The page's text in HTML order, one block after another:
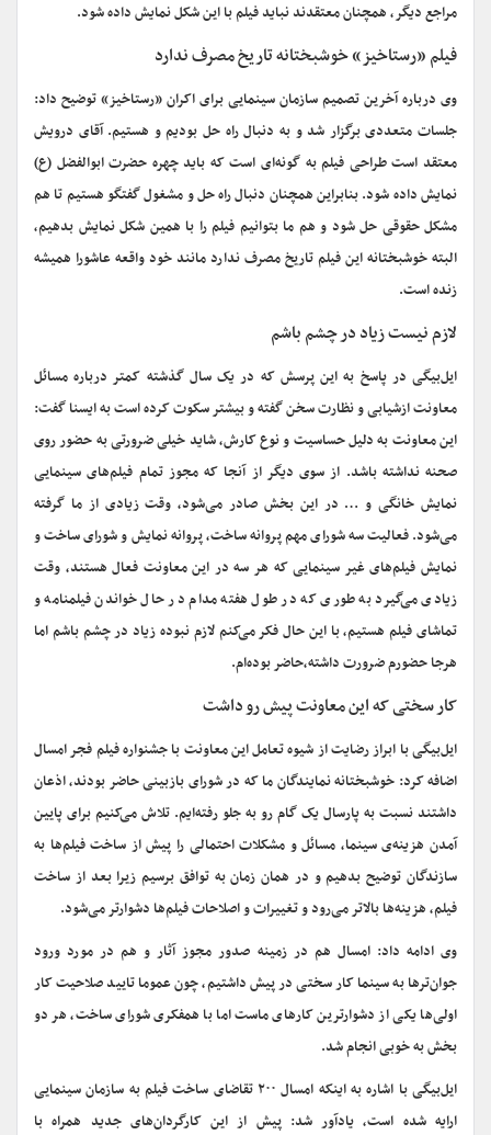
مراجع دیگر، همچنان معتقدند نباید فیلم با این شکل نمایش داده شود.
فیلم «رستاخیز» خوشبختانه تاریخ مصرف ندارد
وی درباره آخرین تصمیم سازمان سینمایی برای اکران «رستاخیز» توضیح داد:
جلسات متعددی برگزار شد و به دنبال راه حل بودیم و هستیم. آقای درویش
معتقد است طراحی فیلم به گونه‌ای است که باید چهره حضرت ابوالفضل (ع)
نمایش داده شود. بنابراین همچنان دنبال راه حل و مشغول گفتگو هستیم تا هم
مشکل حقوقی حل شود و هم ما بتوانیم فیلم را با همین شکل نمایش بدهیم،
البته خوشبختانه این فیلم تاریخ مصرف ندارد مانند خود واقعه عاشورا همیشه
زنده است.
لازم نیست زیاد در چشم باشم
ایل‌بیگی در پاسخ به این پرسش که در یک سال گذشته کمتر درباره مسائل
معاونت ازشیابی و نظارت سخن گفته و بیشتر سکوت کرده است به ایسنا گفت:
این معاونت به دلیل حساسیت و نوع کارش، شاید خیلی ضرورتی به حضور روی
صحنه نداشته باشد. از سوی دیگر از آنجا که مجوز تمام فیلم‌های سینمایی
نمایش خانگی و … در این بخش صادر می‌شود‌، وقت زیادی از ما گرفته
می‌شود. فعالیت سه شورای مهم پروانه ساخت‌، پروانه نمایش و شورای ساخت و
نمایش فیلم‌های غیر سینمایی که هر سه در این معاونت فعال هستند، وقت
زیادی می‌گیرد به طوری که در طول هفته مدام در حال خواندن فیلمنامه و
تماشای فیلم هستیم، با این حال فکر می‌کنم لازم نبوده زیاد در چشم باشم اما
هرجا حضورم ضرورت داشته،حاضر بوده‌ام.
کار سختی که این معاونت پیش رو داشت
ایل‌بیگی با ابراز رضایت از شیوه تعامل این معاونت با جشنواره فیلم فجر امسال
اضافه کرد: خوشبختانه نمایندگان ما که در شورای بازبینی حاضر بودند، اذعان
داشتند نسبت به پارسال یک گام رو به جلو رفته‌ایم. تلاش می‌کنیم برای پایین
آمدن هزینه‌ی سینما، مسائل و مشکلات احتمالی را پیش از ساخت فیلم‌ها به
سازندگان توضیح بدهیم و در همان زمان به توافق برسیم زیرا بعد از ساخت
فیلم، هزینه‌ها بالاتر می‌رود و تغییرات و اصلاحات فیلم‌ها دشوارتر می‌شود.
وی ادامه داد: امسال هم در زمینه صدور مجوز آثار و هم در مورد ورود
جوان‌ترها به سینما کار سختی در پیش داشتیم، چون عموما تایید صلاحیت کار
اولی‌ها یکی از دشوارترین کارهای ماست اما با همفکری شورای ساخت، هر دو
بخش به خوبی انجام شد.
ایل‌بیگی با اشاره به اینکه امسال ۲۰۰ تقاضای ساخت فیلم به سازمان سینمایی
ارایه شده است، یادآور شد: پیش از این کارگردان‌های جدید همراه با